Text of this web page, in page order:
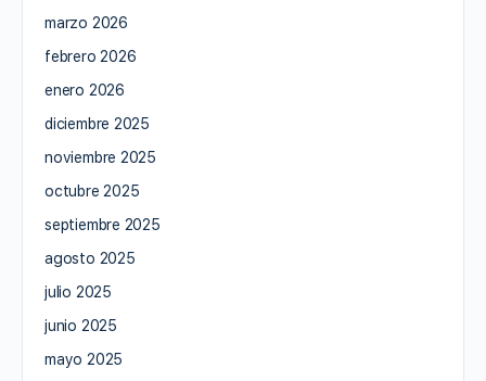
marzo 2026
febrero 2026
enero 2026
diciembre 2025
noviembre 2025
octubre 2025
septiembre 2025
agosto 2025
julio 2025
junio 2025
mayo 2025